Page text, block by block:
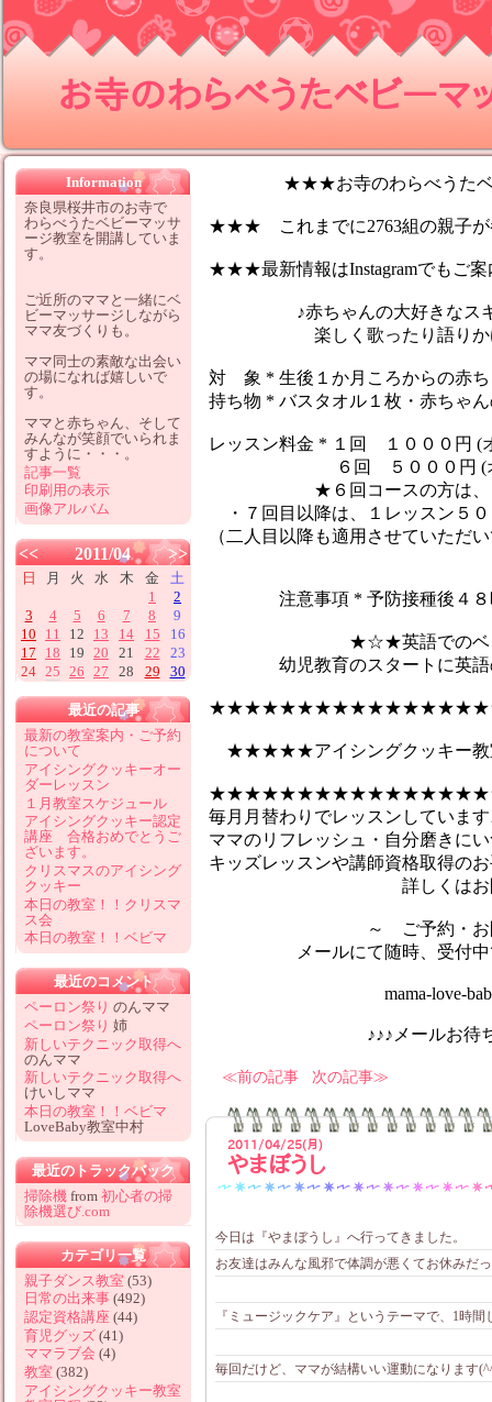
お寺のわらべうたベビーマッ
★★★お寺のわらべうたベ
★★★ これまでに2763組の親子が
★★★最新情報はInstagramでもご案
♪赤ちゃんの大好きなスキン
楽しく歌ったり語りかけな
対 象 * 生後１か月ころからの赤ち
持ち物 * バスタオル１枚・赤ちゃ
レッスン料金 * １回 １０００円 (
６回 ５０００円 (オイ
★６回コースの方は、１レ
・７回目以降は、１レッスン５
（二人目以降も適用させていただ
注意事項 * 予防接種後４８時
★☆★英語でのベビーマ
幼児教育のスタートに英語の
★★★★★アイシングクッキー
毎月月替わりでレッスンしていま
ママのリフレッシュ・自分磨きに
キッズレッスンや講師資格取得の
詳しくはお問合せ
～ ご予約・お問い
メールにて随時、受付中で
mama-love-
♪♪♪メールお待ちして
前の記事 次の記事
2011/04/25(月)
やまぼうし
今日は『やまぼうし』へ行ってきました。
お友達はみんな風邪で体調が悪くてお休みだ
『ミュージックケア』というテーマで、1時
毎回だけど、ママが結構いい運動になります
Information
奈良県桜井市のお寺で
わらべうたベビーマッサ
ージ教室を開講していま
す。
ご近所のママと一緒にベ
ビーマッサージしながら
ママ友づくりも。
ママ同士の素敵な出会い
の場になれば嬉しいで
す。
ママと赤ちゃん、そして
みんなが笑顔でいられま
すように・・・。
記事一覧
印刷用の表示
画像アルバム
<< 2011/04 >>
日 月 火 水 木 金
土
1
2
3
4 5 6 7 8
9
10
11 12 13 14 15
16
17
18 19 20 21 22
23
24 25 26 27 28 29 30
最近の記事
最新の教室案内・ご予約
について
アイシングクッキーオー
ダーレッスン
１月教室スケジュール
アイシングクッキー認定
講座 合格おめでとうご
ざいます。
クリスマスのアイシング
クッキー
本日の教室！！クリスマ
ス会
本日の教室！！ベビマ
最近のコメント
ペーロン祭り のんママ
ペーロン祭り 姉
新しいテクニック取得へ
のんママ
新しいテクニック取得へ
けいしママ
本日の教室！！ベビマ
LoveBaby教室中村
最近のトラックバック
掃除機 from 初心者の掃
除機選び.com
カテゴリ一覧
親子ダンス教室 (53)
日常の出来事 (492)
認定資格講座 (44)
育児グッズ (41)
ママラブ会 (4)
教室 (382)
アイシングクッキー教室